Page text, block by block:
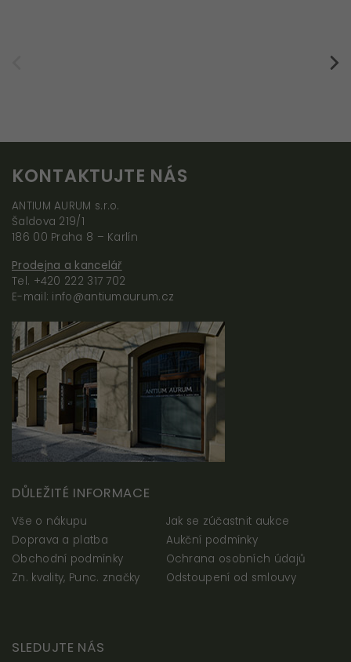
KONTAKTUJTE NÁS
ANTIUM AURUM s.r.o.
Šaldova 219/1
186 00 Praha 8 – Karlín
Prodejna a kancelář
Tel. +420 222 317 702
E-mail: info@antiumaurum.cz
DŮLEŽITÉ INFORMACE
Vše o nákupu
Jak se zúčastnit aukce
Doprava a platba
Aukční podmínky
Obchodní podmínky
Ochrana osobních údajů
Zn. kvality, Punc. značky
Odstoupení od smlouvy
SLEDUJTE NÁS